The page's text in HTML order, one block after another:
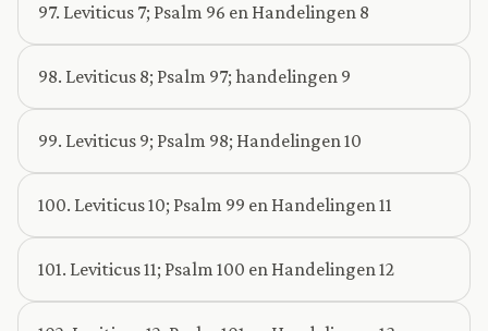
97. Leviticus 7; Psalm 96 en Handelingen 8
98. Leviticus 8; Psalm 97; handelingen 9
99. Leviticus 9; Psalm 98; Handelingen 10
100. Leviticus 10; Psalm 99 en Handelingen 11
101. Leviticus 11; Psalm 100 en Handelingen 12